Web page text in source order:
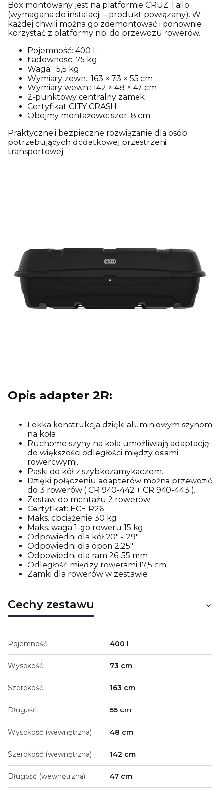
Box montowany jest na platformie CRUZ Tailo
(wymagana do instalacji – produkt powiązany). W
każdej chwili można go zdemontować i ponownie
korzystać z platformy np. do przewozu rowerów.
Pojemność: 400 L
Ładowność: 75 kg
Waga: 15,5 kg
Wymiary zewn.: 163 × 73 × 55 cm
Wymiary wewn.: 142 × 48 × 47 cm
2-punktowy centralny zamek
Certyfikat CITY CRASH
Obejmy montażowe: szer. 8 cm
Praktyczne i bezpieczne rozwiązanie dla osób
potrzebujących dodatkowej przestrzeni
transportowej.
Opis adapter 2R:
Lekka konstrukcja dzięki aluminiowym szynom
na koła.
Ruchome szyny na koła umożliwiają adaptację
do większości odległości między osiami
rowerowymi.
Paski do kół z szybkozamykaczem.
Dzięki połączeniu adapterów można przewozić
do 3 rowerów ( CR 940-442 + CR 940-443 ).
Zestaw do montażu 2 rowerów
Certyfikat: ECE R26
Maks. obciążenie 30 kg
Maks. waga 1-go roweru 15 kg
Odpowiedni dla kół 20" - 29"
Odpowiedni dla opon 2,25"
Odpowiedni dla ram 26-55 mm
Odległość między rowerami 17,5 cm
Zamki dla rowerów w zestawie
Cechy zestawu
Pojemność 400 l
Wysokość 73 cm
Szerokość 163 cm
Długość 55 cm
Wysokość (wewnętrzna) 48 cm
Szerokość (wewnętrzna) 142 cm
Długość (wewnętrzna) 47 cm